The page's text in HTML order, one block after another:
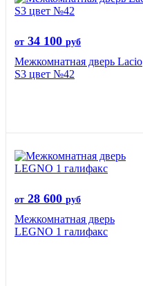
от 34 100 руб
Межкомнатная дверь Lacio
S3 цвет №42
от 28 600 руб
Межкомнатная дверь
LEGNO 1 галифакс